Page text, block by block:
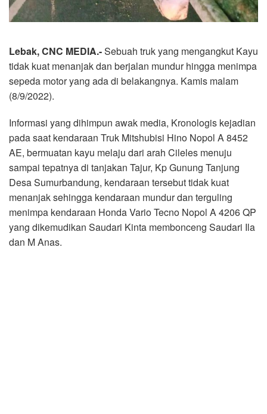
Lebak, CNC MEDIA.-Sebuah truk yang mengangkut Kayu
tidak kuat menanjak dan berjalan mundur hingga menimpa
sepeda motor yang ada di belakangnya. Kamis malam
(8/9/2022).
Informasi yang dihimpun awak media, Kronologis kejadian
pada saat kendaraan Truk Mitshubisi Hino Nopol A 8452
AE, bermuatan kayu melaju dari arah Cileles menuju
sampai tepatnya di tanjakan Tajur, Kp Gunung Tanjung
Desa Sumurbandung, kendaraan tersebut tidak kuat
menanjak sehingga kendaraan mundur dan terguling
menimpa kendaraan Honda Vario Tecno Nopol A 4206 QP
yang dikemudikan Saudari Kinta membonceng Saudari Ila
dan M Anas.